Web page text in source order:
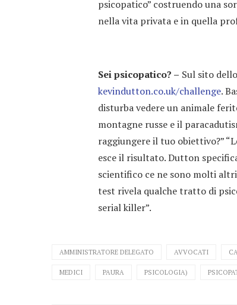
psicopatico” costruendo una
nella vita privata e in quella
Sei psicopatico? – Sul sito
kevindutton.co.uk/challenge.
disturba vedere un animale
montagne russe e il
raggiungere il tuo obiettivo?”
esce il risultato. Dutton
scientifico ce ne sono molti
test rivela qualche tratto di
serial killer”.
AMMINISTRATORE DELEGATO AVVOCATI
MEDICI PAURA PSICOLOGIA)